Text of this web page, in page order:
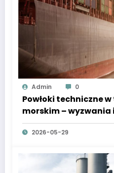
Admin 0
Powłoki techniczne
morskim –
regulacyjne
2026-05-29